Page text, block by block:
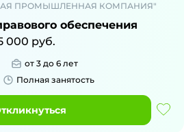
ПРОМЫШЛЕННАЯ КОМПАНИЯ"
обеспечения
000 руб.
от 3 до 6 лет
Полная занятость